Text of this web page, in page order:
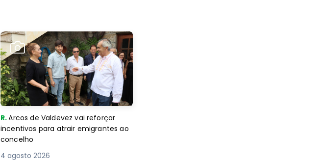
R.Arcos de Valdevez vai reforçar
incentivos para atrair emigrantes ao
concelho
4 agosto 2026